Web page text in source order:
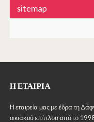
sitemap
Η ΕΤΑΙΡΊΑ
Η εταιρεία μας με έδρα τη
οικιακού επίπλου από το